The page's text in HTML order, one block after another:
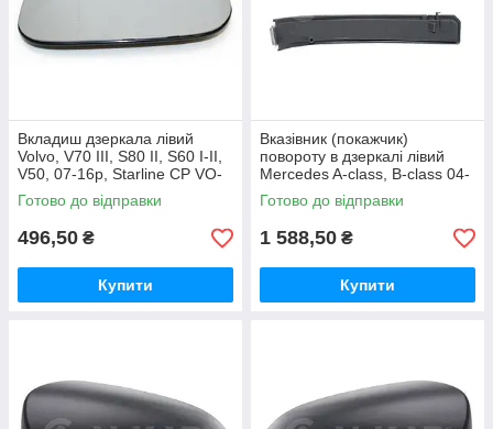
Вкладиш дзеркала лівий
Volvo, V70 III, S80 II, S60 I-II,
V50, 07-16р, Starline CP VO-
C30-06-3580L
Готово до відправки
496,50 ₴
Купити
Вказівник (покажчик)
повороту в дзеркалі лівий
Mercedes A-class, B-class 04-
12р Alkar 6201699
Готово до відправки
1 588,50 ₴
Купити